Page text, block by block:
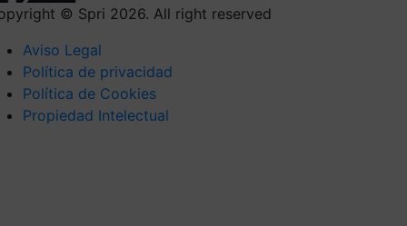
© Spri 2026. All right reserved
Aviso Legal
Política de privacidad
Política de Cookies
Propiedad Intelectual